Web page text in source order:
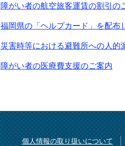
障がい者の航空旅客運賃の割引の
福岡県の「ヘルプカード」を配布
災害時等における避難所への人的
障がい者の医療費支援のご案内
個人情報の取り扱いについて